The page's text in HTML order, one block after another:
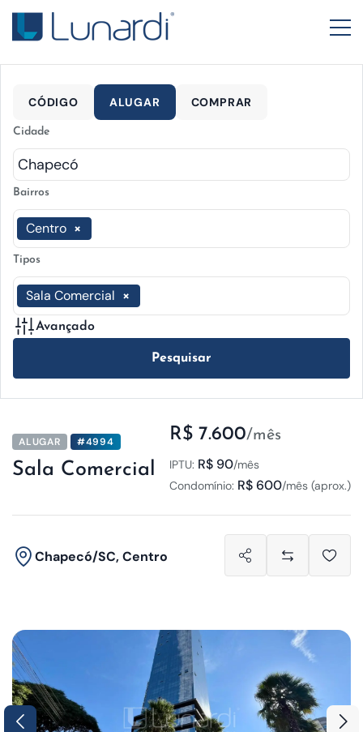
CÓDIGO ALUGAR COMPRAR
Cidade
Bairros
×
Centro
Tipos
×
Sala Comercial
Avançado
Pesquisar
ALUGAR #4994
Sala Comercial
R$ 7.600/mês
IPTU: R$ 90/mês
Condomínio: R$ 600/mês (aprox.)
Chapecó/SC, Centro